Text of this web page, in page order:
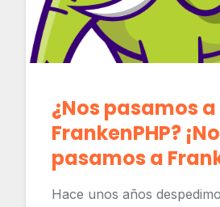
¿Nos pasamos a
FrankenPHP?
pasamos a
Hace unos años